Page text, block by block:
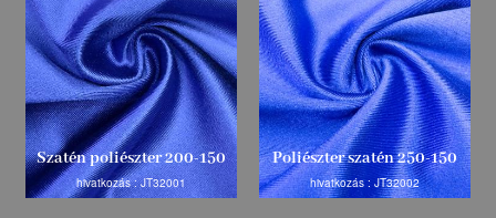
Szatén poliészter 200-150
hivatkozás : JT32001
Poliészter szatén 250-150
hivatkozás : JT32002